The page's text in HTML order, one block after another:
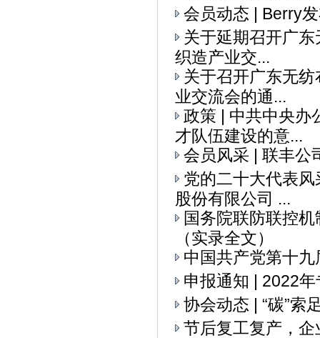
会员动态 | Berry
关于延期召开广东
织造产业交...
关于召开广东无纺
业交流会的通...
政策 | 中共中央办
才队伍建设的意...
会员风采 | 联丰公
党的二十大代表
股份有限公司 ...
国务院联防联控
（实录全文）
中国共产党第十
申报通知 | 2022
协会动态 | “碳”
节后复工复产，